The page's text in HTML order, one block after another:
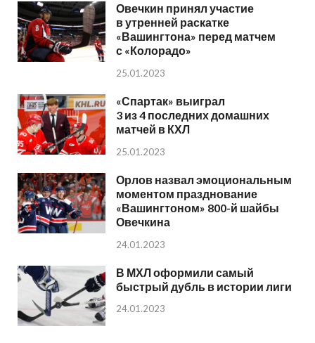
Овечкин принял участие
в утренней раскатке
«Вашингтона» перед матчем
с «Колорадо»
25.01.2023
«Спартак» выиграл
3 из 4 последних домашних
матчей в КХЛ
25.01.2023
Орлов назвал эмоциональным
моментом празднование
«Вашингтоном» 800-й шайбы
Овечкина
24.01.2023
В МХЛ оформили самый
быстрый дубль в истории лиги
24.01.2023